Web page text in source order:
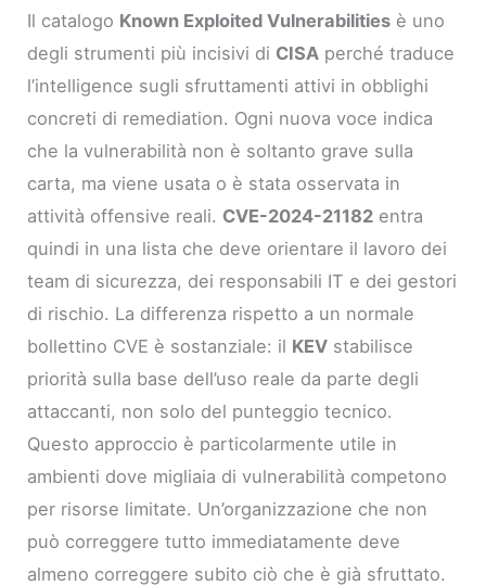
Il catalogo Known Exploited Vulnerabilities è uno
degli strumenti più incisivi di CISA perché traduce
l’intelligence sugli sfruttamenti attivi in obblighi
concreti di remediation. Ogni nuova voce indica
che la vulnerabilità non è soltanto grave sulla
carta, ma viene usata o è stata osservata in
attività offensive reali. CVE-2024-21182 entra
quindi in una lista che deve orientare il lavoro dei
team di sicurezza, dei responsabili IT e dei gestori
di rischio. La differenza rispetto a un normale
bollettino CVE è sostanziale: il KEV stabilisce
priorità sulla base dell’uso reale da parte degli
attaccanti, non solo del punteggio tecnico.
Questo approccio è particolarmente utile in
ambienti dove migliaia di vulnerabilità competono
per risorse limitate. Un’organizzazione che non
può correggere tutto immediatamente deve
almeno correggere subito ciò che è già sfruttato.